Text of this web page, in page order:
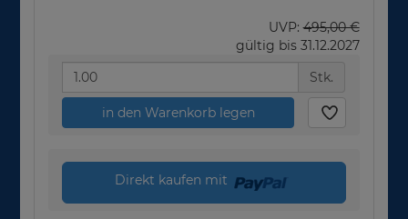
UVP:495,00 €
gültig bis 31.12.2027
Stk.
in den Warenkorb legen
Direkt kaufen mit